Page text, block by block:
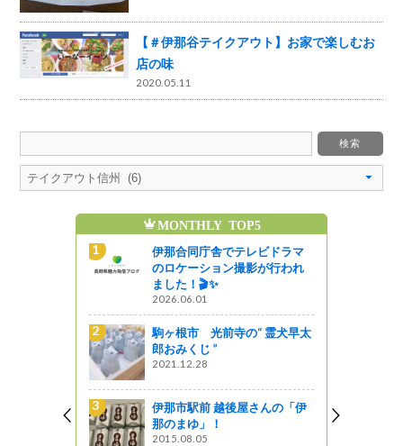
【＃伊那谷テイクアウト】お家で楽しむお
店の味
2020.05.11
MONTHLY TOP5
伊那合同庁舎でテレビドラマ
のロケーション撮影が行われ
ました！🎬✨
2026.06.01
駒ヶ根市 光前寺の“ 霊犬早太
郎おみくじ ”
2021.12.28
伊那市駅前 越後屋さんの「伊
那のまゆ」！
2015.08.05